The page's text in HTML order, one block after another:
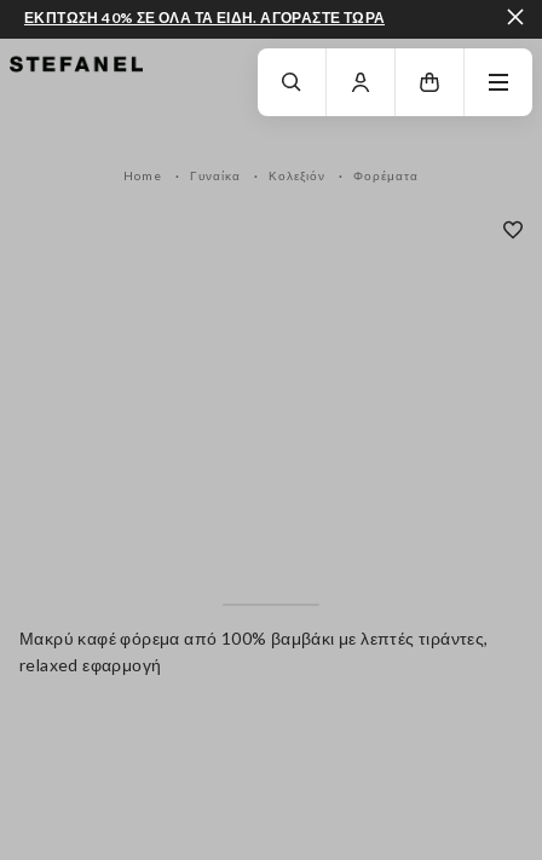
ΜΕΤΆΒΑΣΗ ΣΤΟ ΚΎΡΙΟ ΠΕΡΙΕΧΌΜΕΝΟΚΑΤΕΒΕΊΤΕ ΣΤΟ ΚΆΤΩ ΜΈΡΟΣ
ΕΚΠΤΩΣΗ 40% ΣΕ ΟΛΑ ΤΑ ΕΙΔΗ. ΑΓΟΡΑΣΤΕ ΤΩΡΑ
Home Γυναίκα Κολεξιόν Φορέματα
Μακρύ καφέ φόρεμα από 100% βαμβάκι με λεπτές τιράντες,
relaxed εφαρμογή